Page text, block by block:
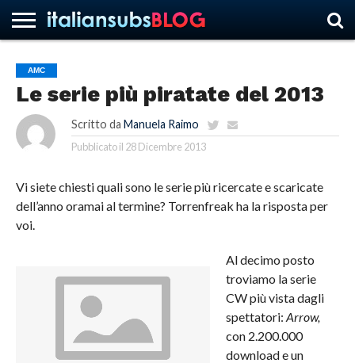
HOME
NEWS
ASCOLTI
RECENSIONI
INTERVISTE
CURIOSITÀ
CHI
SIAMO
CONTATTACI
FORUM
ITALIANSUBS
AMC
Le serie più piratate del 2013
Scritto da Manuela Raimo
Pubblicato il 28 Dicembre 2013
Vi siete chiesti quali sono le serie più ricercate e scaricate
dell’anno oramai al termine? Torrenfreak ha la risposta per
voi.
Al decimo posto
troviamo la serie
CW più vista dagli
spettatori: Arrow,
con 2.200.000
download e un